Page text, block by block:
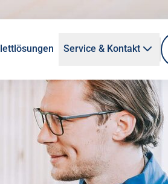
Service & Kontakt